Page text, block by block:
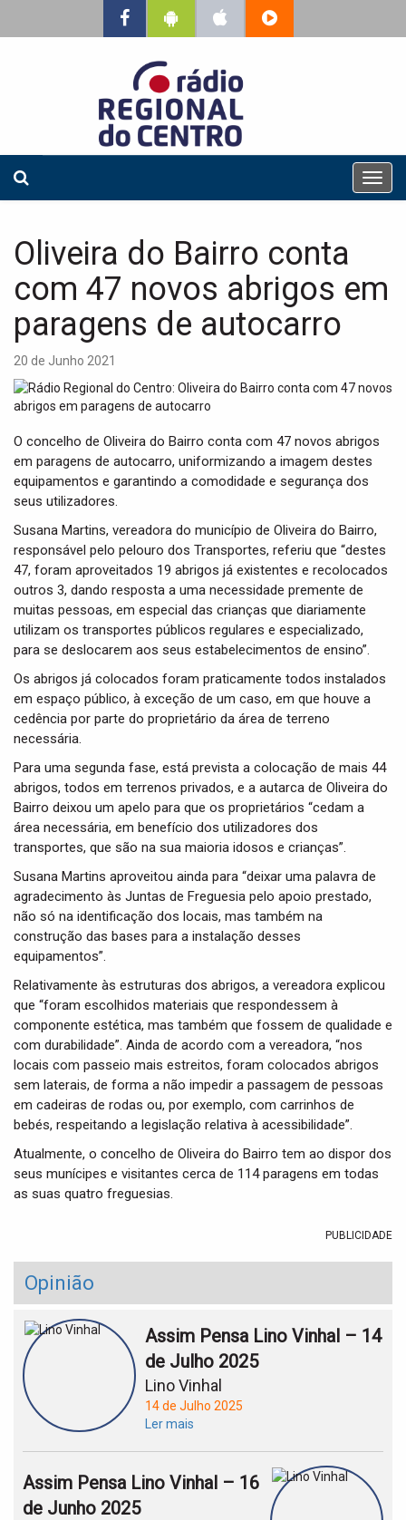
T
o
a
o
Oliveira do Bairro conta
com 47 novos abrigos em
paragens de autocarro
20 de Junho 2021
O concelho de Oliveira do Bairro conta com 47 novos abrigos
em paragens de autocarro, uniformizando a imagem destes
equipamentos e garantindo a comodidade e segurança dos
seus utilizadores.
Susana Martins, vereadora do município de Oliveira do Bairro,
responsável pelo pelouro dos Transportes, referiu que “destes
47, foram aproveitados 19 abrigos já existentes e recolocados
outros 3, dando resposta a uma necessidade premente de
muitas pessoas, em especial das crianças que diariamente
utilizam os transportes públicos regulares e especializado,
para se deslocarem aos seus estabelecimentos de ensino”.
Os abrigos já colocados foram praticamente todos instalados
em espaço público, à exceção de um caso, em que houve a
cedência por parte do proprietário da área de terreno
necessária.
Para uma segunda fase, está prevista a colocação de mais 44
abrigos, todos em terrenos privados, e a autarca de Oliveira do
Bairro deixou um apelo para que os proprietários “cedam a
área necessária, em benefício dos utilizadores dos
transportes, que são na sua maioria idosos e crianças”.
Susana Martins aproveitou ainda para “deixar uma palavra de
agradecimento às Juntas de Freguesia pelo apoio prestado,
não só na identificação dos locais, mas também na
construção das bases para a instalação desses
equipamentos”.
Relativamente às estruturas dos abrigos, a vereadora explicou
que “foram escolhidos materiais que respondessem à
componente estética, mas também que fossem de qualidade e
com durabilidade”. Ainda de acordo com a vereadora, “nos
locais com passeio mais estreitos, foram colocados abrigos
sem laterais, de forma a não impedir a passagem de pessoas
em cadeiras de rodas ou, por exemplo, com carrinhos de
bebés, respeitando a legislação relativa à acessibilidade”.
Atualmente, o concelho de Oliveira do Bairro tem ao dispor dos
seus munícipes e visitantes cerca de 114 paragens em todas
as suas quatro freguesias.
PUBLICIDADE
Opinião
Assim Pensa Lino Vinhal – 14
de Julho 2025
Lino Vinhal
14 de Julho 2025
Ler mais
Assim Pensa Lino Vinhal – 16
de Junho 2025